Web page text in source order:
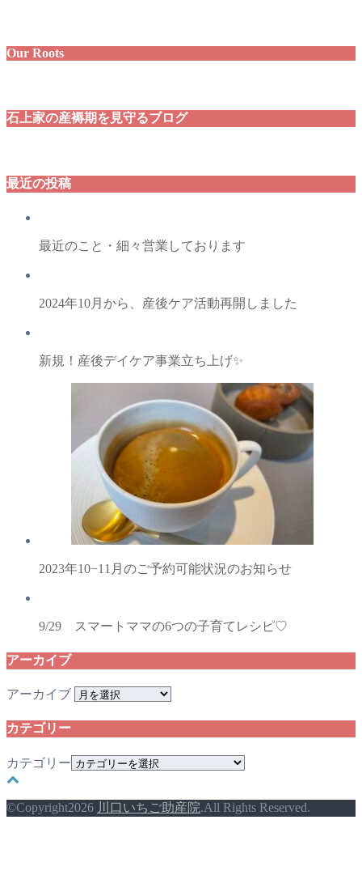
Our Roots
石上家の産褥期を見守るブログ
最近の投稿
最近のこと・細々営業しております
2024年10月から、産後ケア活動再開しました
新規！産後デイケア事業立ち上げ✨
2023年10−11月のご予約可能状況のお知らせ
9/29 スマートママの6つの子育てレシピ♡
アーカイブ
アーカイブ
カテゴリー
カテゴリー
©Copyright2026 川口いちご助産院.All Rights Reserved.